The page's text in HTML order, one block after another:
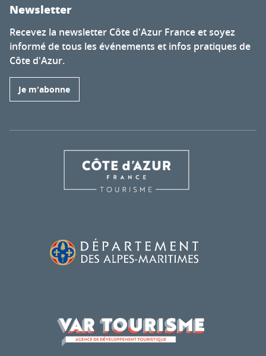
Newsletter
Recevez la newsletter Côte d'Azur France et soyez
informé de tous les événements et infos pratiques de
Côte d'Azur.
Je m'abonne